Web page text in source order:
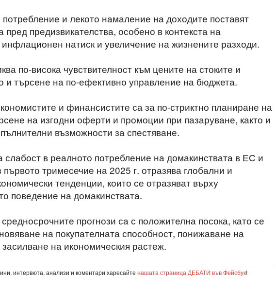
и лекото намаление на доходите поставят
пред предизвикателства, особено в контекста на
натиск и увеличение на жизнените разходи.
по-висока чувствителност към цените на стоките и
и търсене на по-ефективно управление на бюджета.
и финансистите са за по-стриктно планиране на
на изгодни оферти и промоции при пазаруване, както и
възможности за спестяване.
слабост в реалното потребление на домакинствата в ЕС и
първото тримесечие на 2025 г. отразява глобални и
тенденции, които се отразяват върху
поведение на домакинствата.
прогнози са с положителна посока, като се
на покупателната способност, понижаване на
на икономическия растеж.
интервюта, анализи и коментари харесайте нашата страница ДЕБАТИ във Фейсбук!